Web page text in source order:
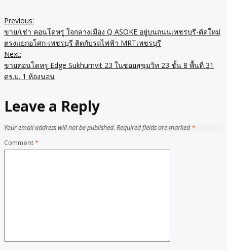
Previous:
ขาย/เช่า คอนโดหรู ใจกลางเมือง Q ASOKE อยู่บนถนนเพชรบุรี-ตัดใหม่
ตรงแยกอโศก-เพชรบุรี ติดกับรถไฟฟ้า MRTเพชรบุรี
Next:
ขายคอนโดหรู Edge Sukhumvit 23 ในซอยสุขุมวิท 23 ชั้น 8 พื้นที่ 31
ตร.ม. 1 ห้องนอน
Leave a Reply
Your email address will not be published. Required fields are marked*
Comment*